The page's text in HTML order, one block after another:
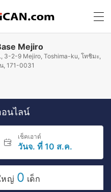
Mejiro
3-2-9 Mejiro, Toshima-ku, โทชิมะ,
, 171-0031
นไลน์
เช็คเอาต์
วันจ. ที่ 10 ส.ค.
หญ่ 0 เด็ก